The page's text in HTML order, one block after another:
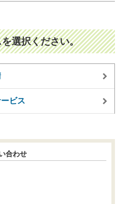
選択ください。
ビス
合わせ